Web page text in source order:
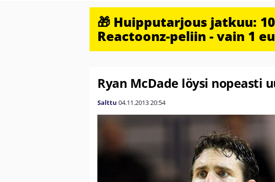
🎁 Huipputarjous jatkuu:
Reactoonz-peliin - vain 1
Ryan McDade löysi nopeasti
Salttu 04.11.201320:54